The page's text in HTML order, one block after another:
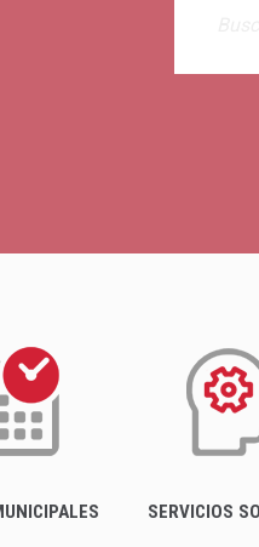
SERVICIOS